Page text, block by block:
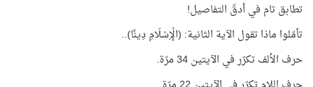
تطابق تام في أدقّ التفاصيل!
تأمّلوا ماذا تقول الآية الثانية: (الْإِسْلَامِ دِينًا)..
حرف الألف تكرّر في الآيتين 34 مرّة.